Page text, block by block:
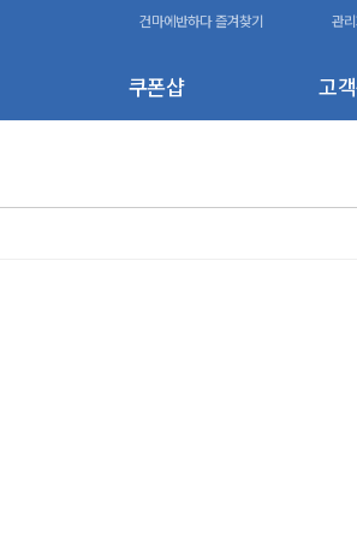
쿠폰샵 고
건마에반하다 즐겨찾기 관